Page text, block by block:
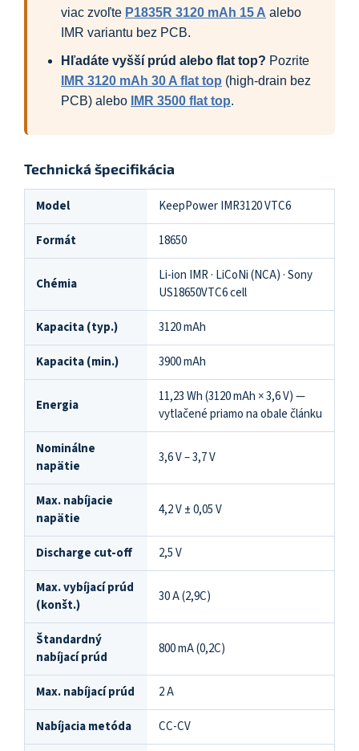
viac zvoľte P1835R 3120 mAh 15 A alebo
IMR variantu bez PCB.
Hľadáte vyšší prúd alebo flat top? Pozrite
IMR 3120 mAh 30 A flat top (high-drain bez
PCB) alebo
IMR 3500 flat top.
Technická špecifikácia
Model KeepPower IMR3120 VTC6
Formát 18650
Chémia
Li-ion IMR · LiCoNi (NCA) · Sony
US18650VTC6 cell
Kapacita (typ.) 3120 mAh
Kapacita (min.) 3900 mAh
Energia
11,23 Wh (3120 mAh × 3,6 V) —
vytlačené priamo na obale článku
Nominálne
napätie
3,6 V – 3,7 V
Max. nabíjacie
napätie
4,2 V ± 0,05 V
Discharge cut-off 2,5 V
Max. vybíjací prúd
(konšt.)
30 A (2,9C)
Štandardný
nabíjací prúd
800 mA (0,2C)
Max. nabíjací prúd 2 A
Nabíjacia metóda CC-CV